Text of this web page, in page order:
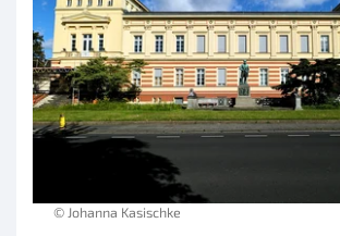
© Johanna Kasischke